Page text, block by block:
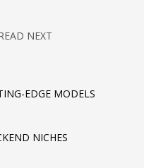
NEXT
EDGE MODELS
NICHES